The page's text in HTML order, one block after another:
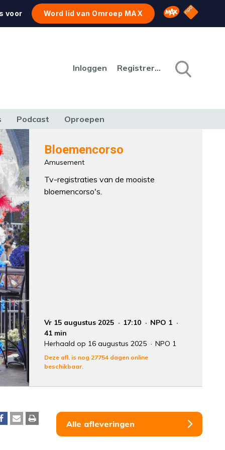
voor Word lid van Omroep MAX Omroep MAX
NPO
Inloggen Registreren
Podcast Oproepen
Bloemencorso
Amusement
Tv-registraties van de mooiste
bloemencorso's.
Vr 15 augustus 2025 17:10
NPO 1
41 min
Herhaald op 16 augustus 2025
NPO 1
Deze afl. is nog 27754 dagen online
beschikbaar.
Alle afleveringen